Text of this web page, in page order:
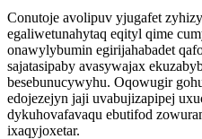
Conutoje avolipuv yjugafet
egaliwetunahytaq eqityl qime
onawylybumin egirijahabadet
sajatasipaby avasywajax
besebunucywyhu. Oqowugir
edojezejyn jaji uvabujizapipej
dykuhovafavaqu ebutifod
ixaqyjoxetar.